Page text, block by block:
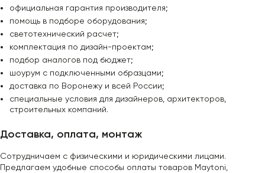
официальная гарантия производителя;
помощь в подборе оборудования;
светотехнический расчет;
комплектация по дизайн-проектам;
подбор аналогов под бюджет;
шоурум с подключенными образцами;
доставка по Воронежу и всей России;
специальные условия для дизайнеров, архитекторов,
строительных компаний.
Доставка, оплата, монтаж
Сотрудничаем с физическими и юридическими лицами.
Предлагаем удобные способы оплаты товаров Maytoni,